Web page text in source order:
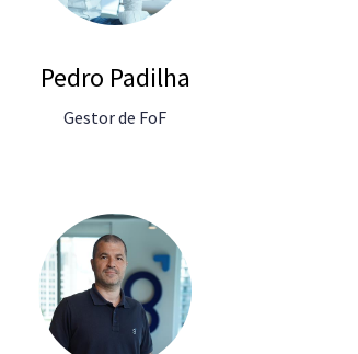
Pedro Padilha
Gestor de FoF